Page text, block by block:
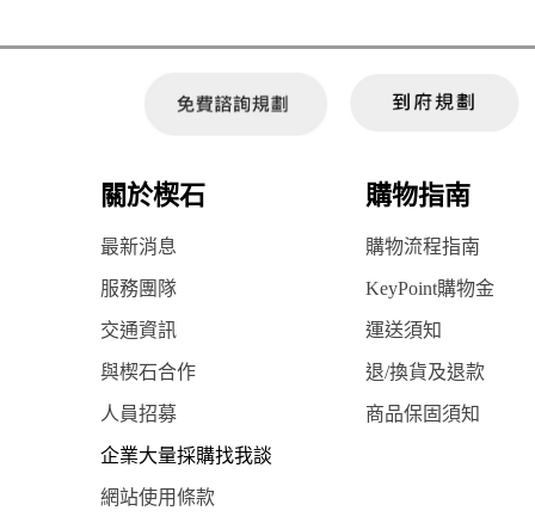
關於楔石 購物指南
最新消息 購物流程指南
服務團隊 KeyPoint購物金
交通資訊 運送須知
與楔石合作 退/換貨及退款
人員招募 商品保固須知
企業大量採購找我談
網站使用條款